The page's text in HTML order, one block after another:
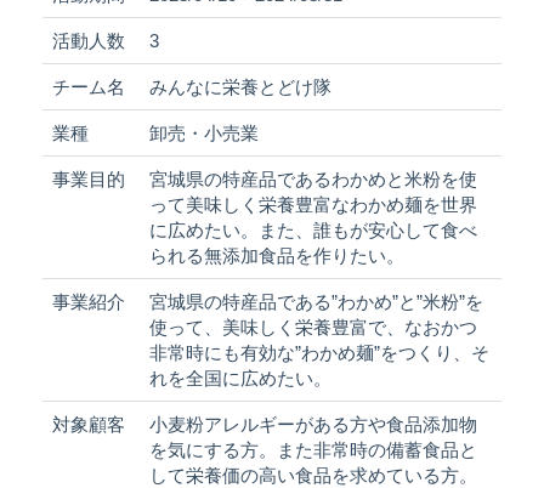
活動人数 3
チーム名 みんなに栄養とどけ隊
業種 卸売・小売業
事業目的
宮城県の特産品であるわかめと米粉を使
って美味しく栄養豊富なわかめ麺を世界
に広めたい。また、誰もが安心して食べ
られる無添加食品を作りたい。
事業紹介
宮城県の特産品である”わかめ”と”米粉”を
使って、美味しく栄養豊富で、なおかつ
非常時にも有効な”わかめ麺”をつくり、そ
れを全国に広めたい。
対象顧客
小麦粉アレルギーがある方や食品添加物
を気にする方。また非常時の備蓄食品と
して栄養価の高い食品を求めている方。